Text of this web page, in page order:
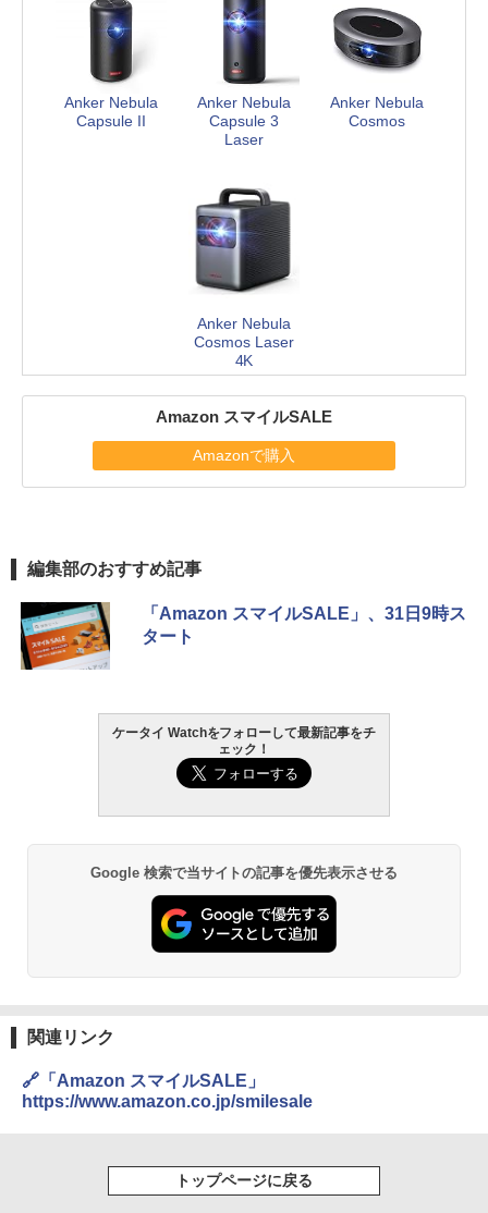
Anker Nebula
Capsule II
Anker Nebula
Capsule 3
Laser
Anker Nebula
Cosmos
Anker Nebula
Cosmos Laser
4K
Amazon スマイルSALE
Amazonで購入
編集部のおすすめ記事
「Amazon スマイルSALE」、31日9時ス
タート
ケータイ Watchをフォローして最新記事をチ
ェック！
Google 検索で当サイトの記事を優先表示させる
関連リンク
🔗「Amazon スマイルSALE」
https://www.amazon.co.jp/smilesale
トップページに戻る